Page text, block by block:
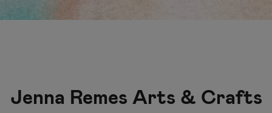
Jenna Remes Arts & Crafts